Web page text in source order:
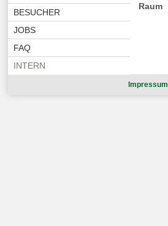
BESUCHER
JOBS
FAQ
INTERN
Raum
Impressum